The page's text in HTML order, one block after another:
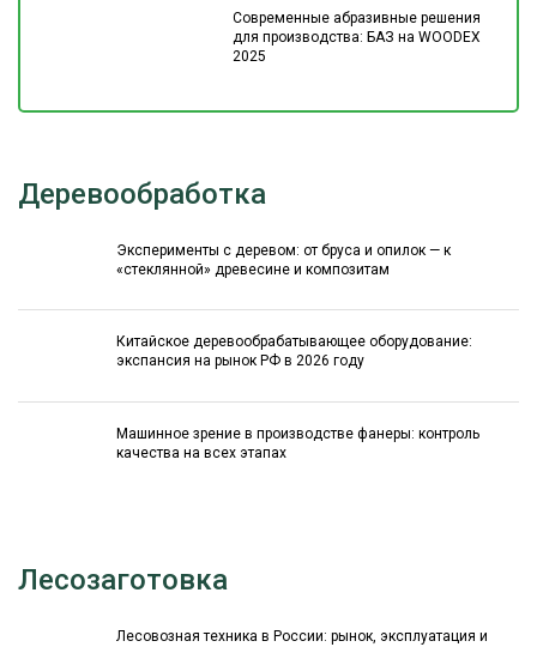
Современные абразивные решения
для производства: БАЗ на WOODEX
2025
Деревообработка
Эксперименты с деревом: от бруса и опилок — к
«стеклянной» древесине и композитам
Китайское деревообрабатывающее оборудование:
экспансия на рынок РФ в 2026 году
Машинное зрение в производстве фанеры: контроль
качества на всех этапах
Лесозаготовка
Лесовозная техника в России: рынок, эксплуатация и